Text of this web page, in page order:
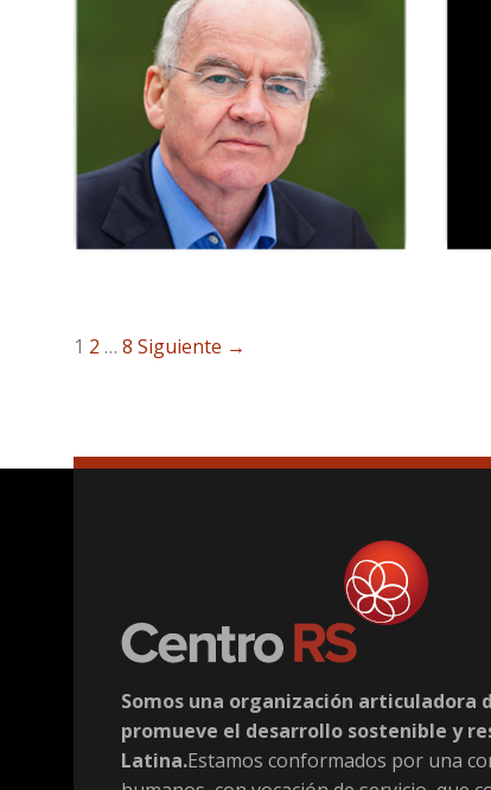
1 2 … 8 Siguiente →
Somos una organización articuladora
promueve el desarrollo sostenible y
Latina.Estamos conformados por una